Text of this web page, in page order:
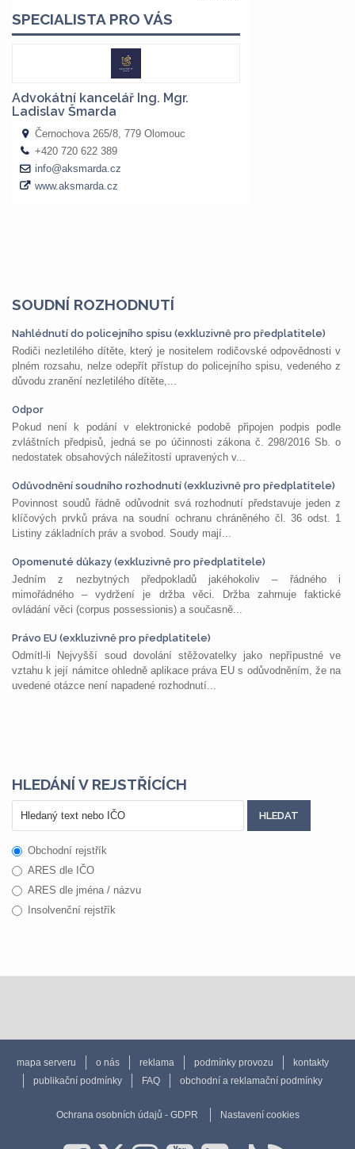
SOUDNÍ ROZHODNUTÍ
Nahlédnutí do policejního spisu (exkluzivně pro předplatitele)
Rodiči nezletilého dítěte, který je nositelem rodičovské odpovědnosti v
plném rozsahu, nelze odepřít přístup do policejního spisu, vedeného z
důvodu zranění nezletilého dítěte,...
Odpor
Pokud není k podání v elektronické podobě připojen podpis podle
zvláštních předpisů, jedná se po účinnosti zákona č. 298/2016 Sb. o
nedostatek obsahových náležitostí upravených v...
Odůvodnění soudního rozhodnutí (exkluzivně pro předplatitele)
Povinnost soudů řádně odůvodnit svá rozhodnutí představuje jeden z
klíčových prvků práva na soudní ochranu chráněného čl. 36 odst. 1
Listiny základních práv a svobod. Soudy mají...
Opomenuté důkazy (exkluzivně pro předplatitele)
Jedním z nezbytných předpokladů jakéhokoliv – řádného i
mimořádného – vydržení je držba věci. Držba zahrnuje faktické
ovládání věci (corpus possessionis) a současně...
Právo EU (exkluzivně pro předplatitele)
Odmítl-li Nejvyšší soud dovolání stěžovatelky jako nepřípustné ve
vztahu k její námitce ohledně aplikace práva EU s odůvodněním, že na
uvedené otázce není napadené rozhodnutí...
HLEDÁNÍ V REJSTŘÍCÍCH
Obchodní rejstřík
ARES dle IČO
ARES dle jména / názvu
Insolvenční rejstřík
mapa serveru o nás reklama podmínky provozu
kontakty
publikační podmínky
FAQ obchodní a reklamační podmínky
Ochrana osobních údajů - GDPR Nastavení cookies